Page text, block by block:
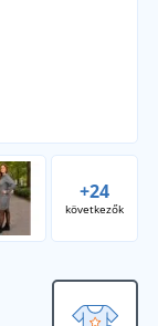
+24
következők